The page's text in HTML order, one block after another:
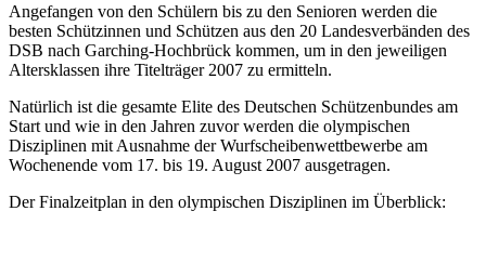
Angefangen von den Schülern bis zu den Senioren werden die
besten Schützinnen und Schützen aus den 20 Landesverbänden des
DSB nach Garching-Hochbrück kommen, um in den jeweiligen
Altersklassen ihre Titelträger 2007 zu ermitteln.
Natürlich ist die gesamte Elite des Deutschen Schützenbundes am
Start und wie in den Jahren zuvor werden die olympischen
Disziplinen mit Ausnahme der Wurfscheibenwettbewerbe am
Wochenende vom 17. bis 19. August 2007 ausgetragen.
Der Finalzeitplan in den olympischen Disziplinen im Überblick: